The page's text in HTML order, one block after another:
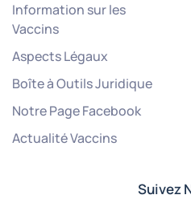
Information sur les
Vaccins
Aspects Légaux
Boîte à Outils Juridique
Notre Page Facebook
Actualité Vaccins
Suivez